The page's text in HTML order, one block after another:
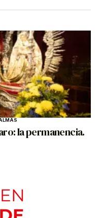
la permanencia.